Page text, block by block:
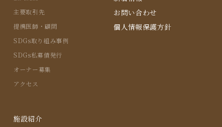
主要取引先
提携医師・顧問
SDGs取り組み事例
SDGs私募債発行
オーナー募集
アクセス
お問い合わせ
個人情報保護方針
施設紹介